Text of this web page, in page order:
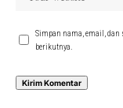
Simpan nama, email, dan
berikutnya.